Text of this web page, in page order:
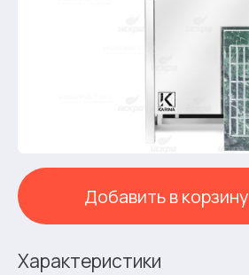
Характеристики
Добавить в корзину